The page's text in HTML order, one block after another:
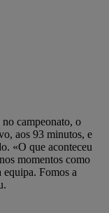
campeonato, o
aos 93 minutos, e
«O que aconteceu
momentos como
Fomos a